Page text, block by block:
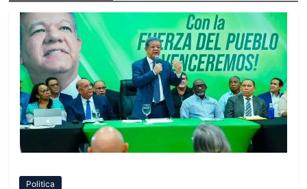
Politica